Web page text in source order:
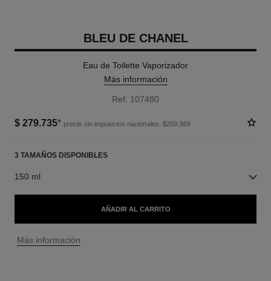
BLEU DE CHANEL
Eau de Toilette Vaporizador
Más información
Ref. 107480
$ 279.735* precio sin impuestos nacionales: $259,989
3 TAMAÑOS DISPONIBLES
150 ml
AÑADIR AL CARRITO
↩
Más información